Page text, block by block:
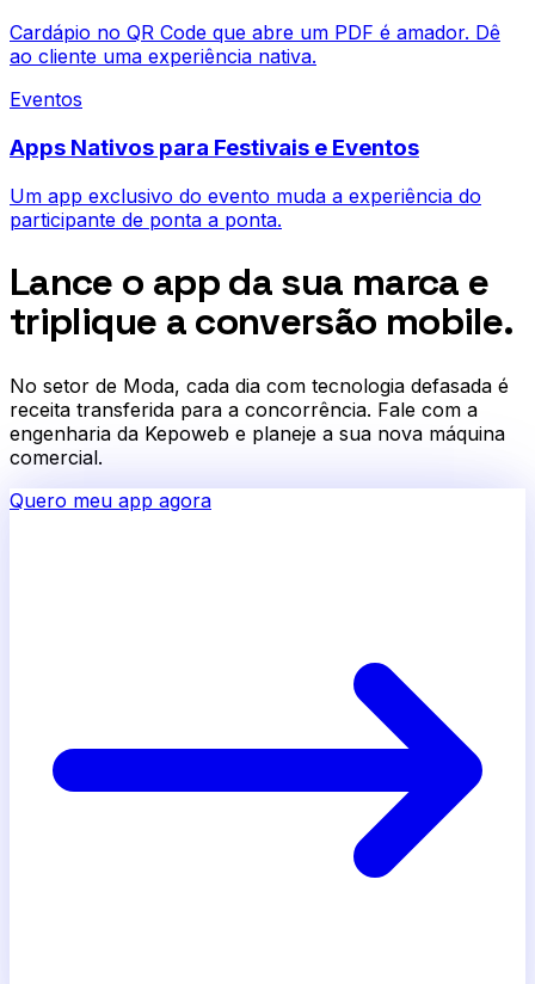
Cardápio no QR Code que abre um PDF é amador. Dê
ao cliente uma experiência nativa.
Eventos
Apps Nativos para Festivais e Eventos
Um app exclusivo do evento muda a experiência do
participante de ponta a ponta.
Lance o app da sua marca e
triplique a conversão mobile.
No setor de Moda, cada dia com tecnologia defasada é
receita transferida para a concorrência. Fale com a
engenharia da Kepoweb e planeje a sua nova máquina
comercial.
Quero meu app agora